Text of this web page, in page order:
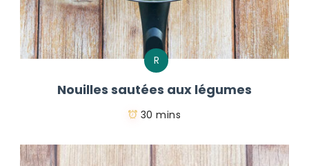
R
Nouilles sautées aux légumes
30 mins